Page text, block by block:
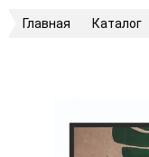
Главная Каталог